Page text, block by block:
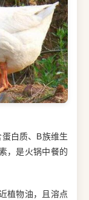
白质、B族维生
，是火锅中餐的
植物油，且溶点